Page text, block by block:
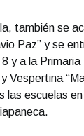
también se
Paz” y se
y a la
Vespertina
las escuelas